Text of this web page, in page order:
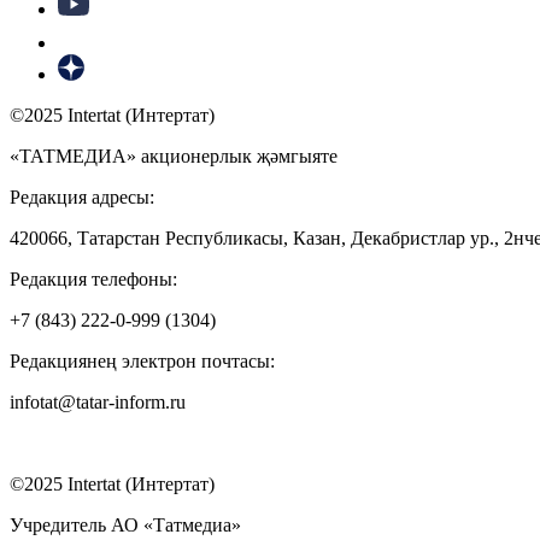
©2025 Intertat (Интертат)
«ТАТМЕДИА» акционерлык җәмгыяте
Редакция адресы:
420066, Татарстан Республикасы, Казан, Декабристлар ур.,
Редакция телефоны:
+7 (843) 222-0-999 (1304)
Редакциянең электрон почтасы:
infotat@tatar-inform.ru
©2025 Intertat (Интертат)
Учредитель АО «Татмедиа»